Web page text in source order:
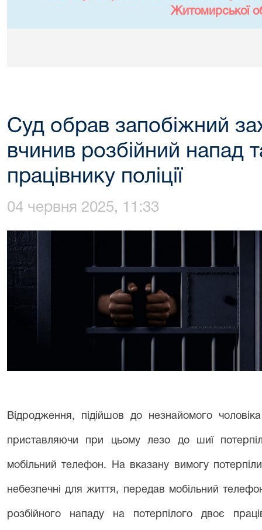
Житомирської
Суд обрав запобіжний
вчинив розбійний напад
працівнику поліції
04 червня 2025, 11:33
Відродження, підійшов до незнайомого
приставляючи при цьому лезо до шиї
мобільний телефон. На вказану вимогу
небезпечні для життя, передав мобільний
розбійного нападу на потерпілого двоє